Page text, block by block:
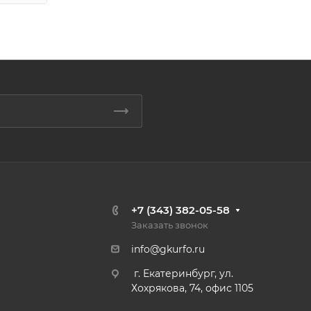
+7 (343) 382-05-58
Заказать звонок
info@gkurfo.ru
г. Екатеринбург, ул.
Хохрякова, 74, офис 1105